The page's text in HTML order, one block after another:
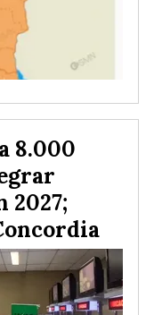
8.000
2027;